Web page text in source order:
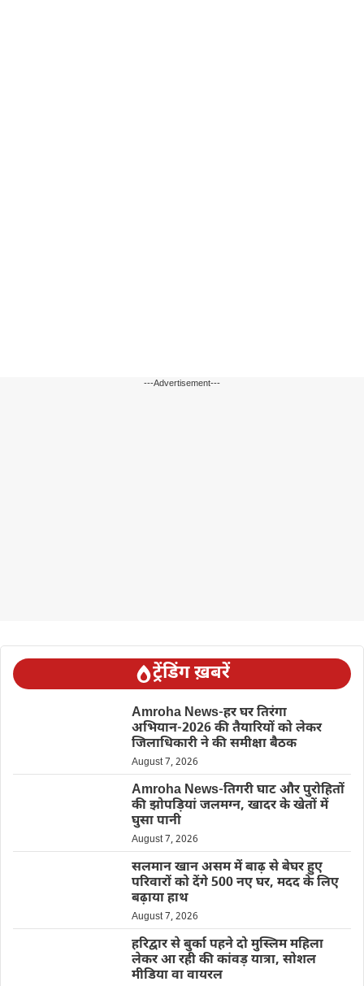
---Advertisement---
ट्रेंडिंग ख़बरें
Amroha News-हर घर तिरंगा
अभियान-2026 की तैयारियों को लेकर
जिलाधिकारी ने की समीक्षा बैठक
August 7, 2026
Amroha News-तिगरी घाट और पुरोहितों
की झोपड़ियां जलमग्न, खादर के खेतों में
घुसा पानी
August 7, 2026
सलमान खान असम में बाढ़ से बेघर हुए
परिवारों को देंगे 500 नए घर, मदद के लिए
बढ़ाया हाथ
August 7, 2026
हरिद्वार से बुर्का पहने दो मुस्लिम महिला
लेकर आ रही की कांवड़ यात्रा, सोशल
मीडिया वा वायरल